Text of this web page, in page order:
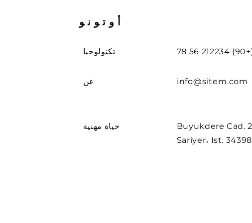
أوتونو
تكنولوجيا 78
عن info@sitem.com
حياة مهنية
Buyukdere Cad. لا. 263
Sariyer، Ist. 34398